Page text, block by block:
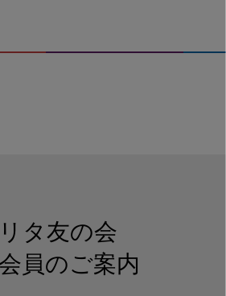
タ友の会
員のご案内